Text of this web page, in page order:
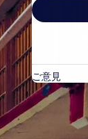
ご意見